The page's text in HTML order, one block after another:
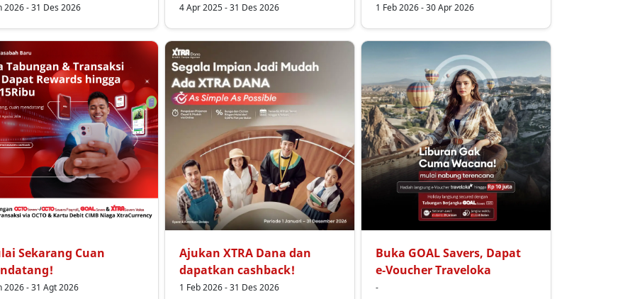
2026 - 31 Des 2026 4 Apr 2025 - 31 Des 2026 1 Feb 2026 - 30 Apr 2026
Sekarang Cuan
2026 - 31 Agt 2026
Ajukan XTRA Dana dan
dapatkan cashback!
1 Feb 2026 - 31 Des 2026
Buka GOAL Savers, Dapat
e‑Voucher Traveloka
-